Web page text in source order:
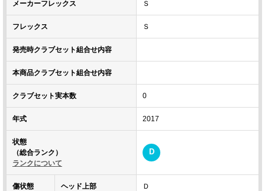
メーカーフレックス Ｓ
フレックス Ｓ
発売時クラブセット組合せ内容
本商品クラブセット組合せ内容
クラブセット実本数 0
年式 2017
状態
（総合ランク）
ランクについて
D
傷状態 ヘッド上部 Ｄ